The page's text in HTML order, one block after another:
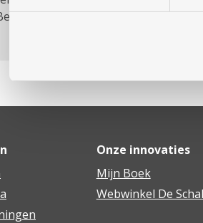
Onze innovaties
Mijn Boek
Webwinkel De